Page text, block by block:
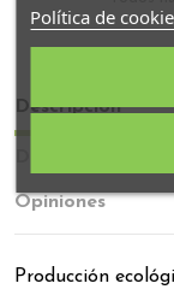
Descripción
Opiniones
Producción
Política de